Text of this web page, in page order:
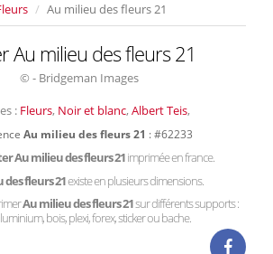
Au milieu des fleurs 21
Au milieu des fleurs 21
© - Bridgeman Images
: Fleurs, Noir et blanc, Albert Teis,
Au milieu des fleurs 21 : #62233
Au milieu des fleurs 21imprimée en france.
fleurs 21existe en plusieurs dimensions.
Au milieu des fleurs 21sur différents supports :
bois, plexi, forex, sticker ou bache.